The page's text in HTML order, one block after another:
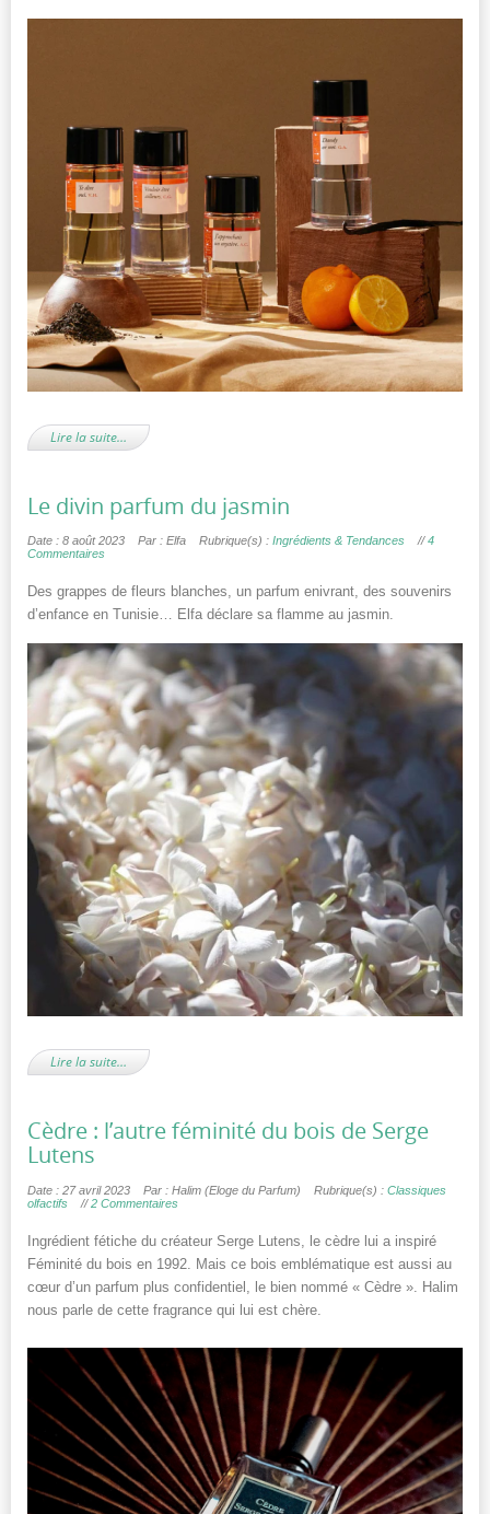
Lire la suite…
Le divin parfum du jasmin
Date : 8 août 2023 Par : Elfa Rubrique(s) : Ingrédients & Tendances //4
Commentaires
Des grappes de fleurs blanches, un parfum enivrant, des souvenirs
d’enfance en Tunisie… Elfa déclare sa flamme au jasmin.
Lire la suite…
Cèdre : l’autre féminité du bois de Serge
Lutens
Date : 27 avril 2023 Par : Halim (Eloge du Parfum) Rubrique(s) : Classiques
olfactifs
//2 Commentaires
Ingrédient fétiche du créateur Serge Lutens, le cèdre lui a inspiré
Féminité du bois en 1992. Mais ce bois emblématique est aussi au
cœur d’un parfum plus confidentiel, le bien nommé « Cèdre ». Halim
nous parle de cette fragrance qui lui est chère.